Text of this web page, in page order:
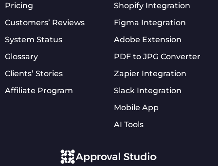
Pricing
Customers’ Reviews
System Status
Glossary
Clients’ Stories
Affiliate Program
Shopify Integration
Figma Integration
Adobe Extension
PDF to JPG Converter
Zapier Integration
Slack Integration
Mobile App
AI Tools